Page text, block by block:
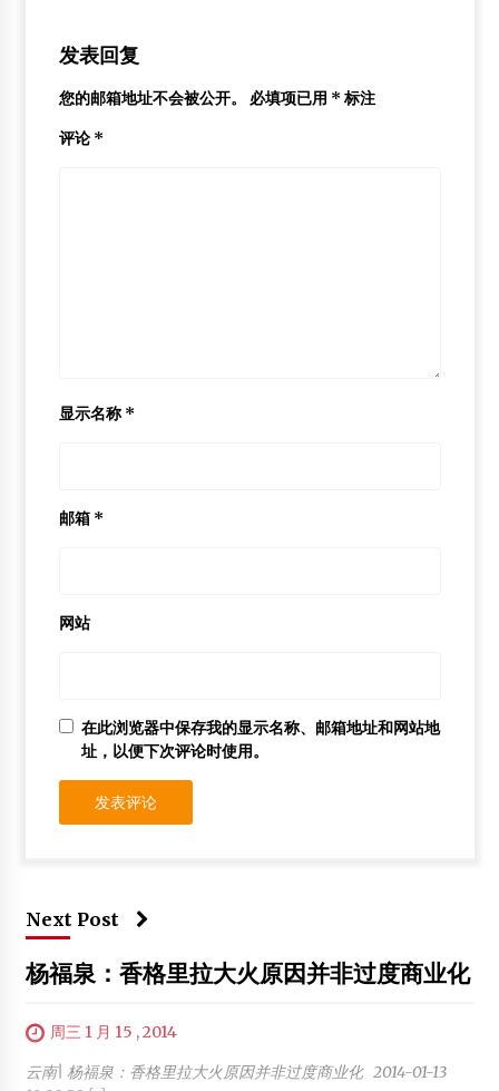
发表回复
您的邮箱地址不会被公开。 必填项已用 * 标注
评论 *
显示名称 *
邮箱 *
网站
在此浏览器中保存我的显示名称、邮箱地址和网站地
址，以便下次评论时使用。
Next Post
杨福泉：香格里拉大火原因并非过度商业化
周三 1 月 15 , 2014
云南| 杨福泉：香格里拉大火原因并非过度商业化 2014-01-13